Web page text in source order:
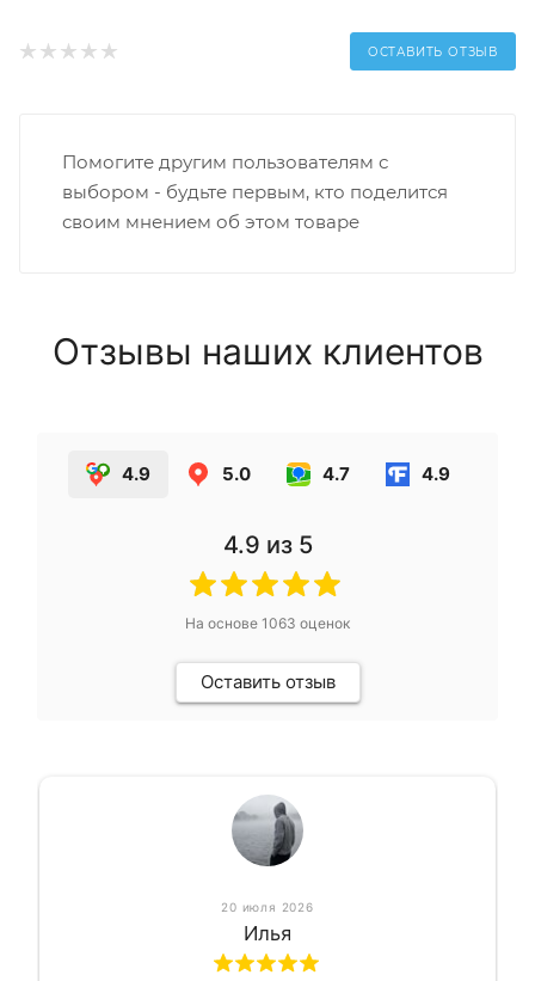
ОСТАВИТЬ ОТЗЫВ
Помогите другим пользователям с
выбором - будьте первым, кто поделится
своим мнением об этом товаре
Отзывы наших клиентов
4.9 5.0 4.7 4.9
4.9 из 5
На основе 1063 оценок
Оставить отзыв
20 июля 2026
Илья